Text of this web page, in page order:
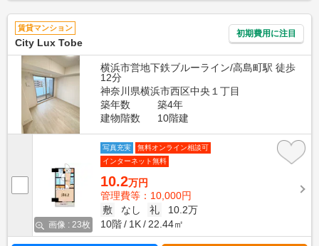
賃貸マンション
City Lux Tobe
初期費用に注目
横浜市営地下鉄ブルーライン/高島町駅 徒歩
12分
神奈川県横浜市西区中央１丁目
築年数
築4年
建物階数
10階建
画像 : 23枚
写真充実
無料オンライン相談可
インターネット無料
10.2万円
管理費等：10,000円
敷
なし 礼
10.2万
10階
1K 22.44㎡